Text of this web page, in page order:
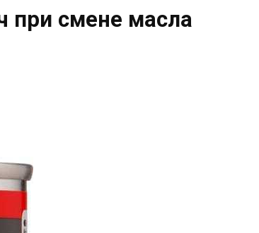
при смене масла